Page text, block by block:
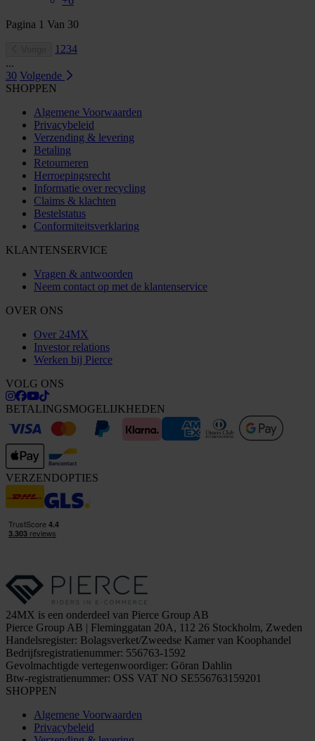
Pagina 1 Van 30
1 234
...
30 Volgende
SHOPPEN
Algemene Voorwaarden
Privacybeleid
Verzending & levering
Betaling
Retourneren
Herroepingsrecht
Informatie over recycling
Claims & klachten
Bestelstatus
Conformiteitsverklaring
KLANTENSERVICE
Vragen & antwoorden
Neem contact op met de klantenservice
OVER ONS
Over 24MX
Investor relations
Werken bij Pierce
VOLG ONS
BETALINGSMOGELIJKHEDEN
VERZENDOPTIES
24MX is een onderdeel van Pierce Group AB
Pierce Group AB | Fleminggatan 20A, 112 26 Stockholm, Zweden
Handelsregister: Bolagsverket/Zweedse Kamer van Koophandel
Bedrijfsregistratienummer: 556763-1592
Gevolmachtigde vertegenwoordiger: Göran Dahlin
Btw-registratienummer: OSS VAT NO SE556763159201
SHOPPEN
Algemene Voorwaarden
Privacybeleid